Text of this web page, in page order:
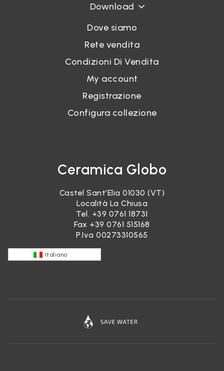
Download
Dove siamo
Rete vendita
Condizioni Di Vendita
My account
Registrazione
Configura collezione
Ceramica Globo
Castel Sant’Elia 01030 (VT)
Località La Chiusa
Tel. +39 0761 18731
Fax +39 0761 515168
P.Iva 00273310565
Italiano